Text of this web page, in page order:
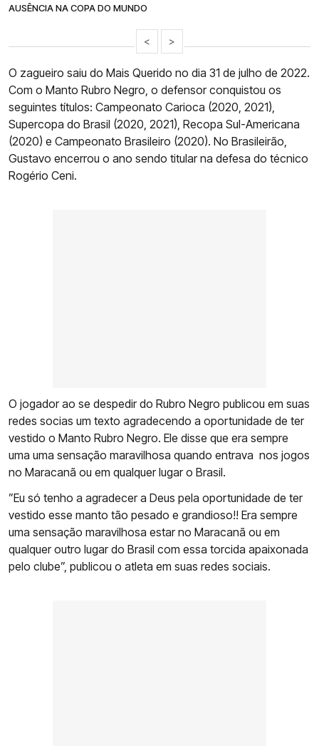
AUSÊNCIA NA COPA DO MUNDO
< >
O zagueiro saiu do Mais Querido no dia 31 de julho de 2022.
Com o Manto Rubro Negro, o defensor conquistou os
seguintes títulos: Campeonato Carioca (2020, 2021),
Supercopa do Brasil (2020, 2021), Recopa Sul-Americana
(2020) e Campeonato Brasileiro (2020). No Brasileirão,
Gustavo encerrou o ano sendo titular na defesa do técnico
Rogério Ceni.
O jogador ao se despedir do Rubro Negro publicou em suas
redes socias um texto agradecendo a oportunidade de ter
vestido o Manto Rubro Negro. Ele disse que era sempre
uma uma sensação maravilhosa quando entrava nos jogos
no Maracanã ou em qualquer lugar o Brasil.
”Eu só tenho a agradecer a Deus pela oportunidade de ter
vestido esse manto tão pesado e grandioso!! Era sempre
uma sensação maravilhosa estar no Maracanã ou em
qualquer outro lugar do Brasil com essa torcida apaixonada
pelo clube”, publicou o atleta em suas redes sociais.